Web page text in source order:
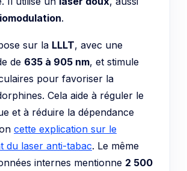
.
sur la LLLT, avec une
de 635 à 905 nm, et stimule
pour favoriser la
Cela aide à réguler le
et à réduire la dépendance
cette explication sur le
du laser anti-tabac. Le même
internes mentionne 2 500